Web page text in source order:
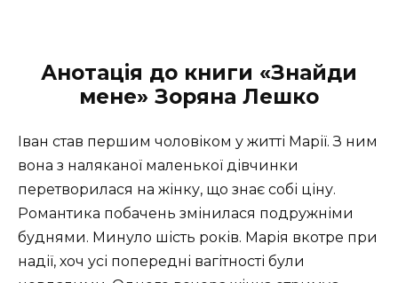
Анотація до книги «Знайди
мене» Зоряна Лешко
Іван став першим чоловіком у житті Марії. З ним
вона з наляканої маленької дівчинки
перетворилася на жінку, що знає собі ціну.
Романтика побачень змінилася подружніми
буднями. Минуло шість років. Марія вкотре при
надії, хоч усі попередні вагітності були